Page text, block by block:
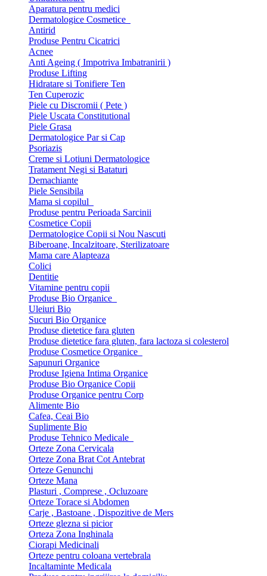
Aparatura pentru medici
Dermatologice Cosmetice
Antirid
Produse Pentru Cicatrici
Acnee
Anti Ageing ( Impotriva Imbatranirii )
Produse Lifting
Hidratare si Tonifiere Ten
Ten Cuperozic
Piele cu Discromii ( Pete )
Piele Uscata Constitutional
Piele Grasa
Dermatologice Par si Cap
Psoriazis
Creme si Lotiuni Dermatologice
Tratament Negi si Bataturi
Demachiante
Piele Sensibila
Mama si copilul
Produse pentru Perioada Sarcinii
Cosmetice Copii
Dermatologice Copii si Nou Nascuti
Biberoane, Incalzitoare, Sterilizatoare
Mama care Alapteaza
Colici
Dentitie
Vitamine pentru copii
Produse Bio Organice
Uleiuri Bio
Sucuri Bio Organice
Produse dietetice fara gluten
Produse dietetice fara gluten, fara lactoza si colesterol
Produse Cosmetice Organice
Sapunuri Organice
Produse Igiena Intima Organice
Produse Bio Organice Copii
Produse Organice pentru Corp
Alimente Bio
Cafea, Ceai Bio
Suplimente Bio
Produse Tehnico Medicale
Orteze Zona Cervicala
Orteze Zona Brat Cot Antebrat
Orteze Genunchi
Orteze Mana
Plasturi , Comprese , Ocluzoare
Orteze Torace si Abdomen
Carje , Bastoane , Dispozitive de Mers
Orteze glezna si picior
Orteza Zona Inghinala
Ciorapi Medicinali
Orteze pentru coloana vertebrala
Incaltaminte Medicala